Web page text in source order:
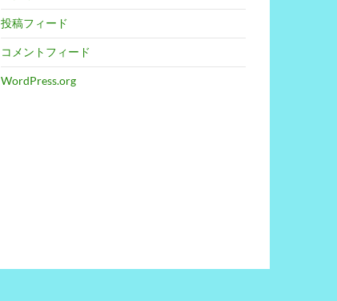
投稿フィード
コメントフィード
WordPress.org